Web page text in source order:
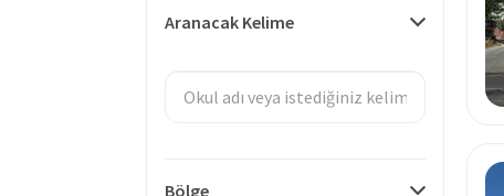
Aranacak Kelime
Bölge